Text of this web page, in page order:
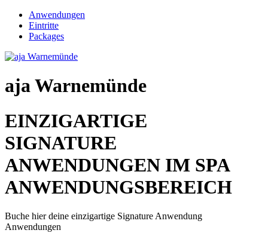
Anwendungen
Eintritte
Packages
aja Warnemünde
EINZIGARTIGE
SIGNATURE
ANWENDUNGEN IM SPA
ANWENDUNGSBEREICH
Buche hier deine einzigartige Signature Anwendung
Anwendungen